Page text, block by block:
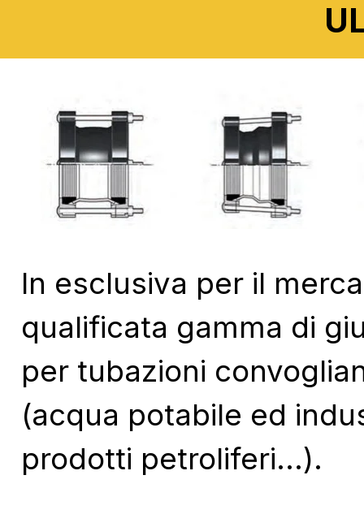
In esclusiva per il
qualificata gamma di
per tubazioni
(acqua potabile ed
prodotti petroliferi...).